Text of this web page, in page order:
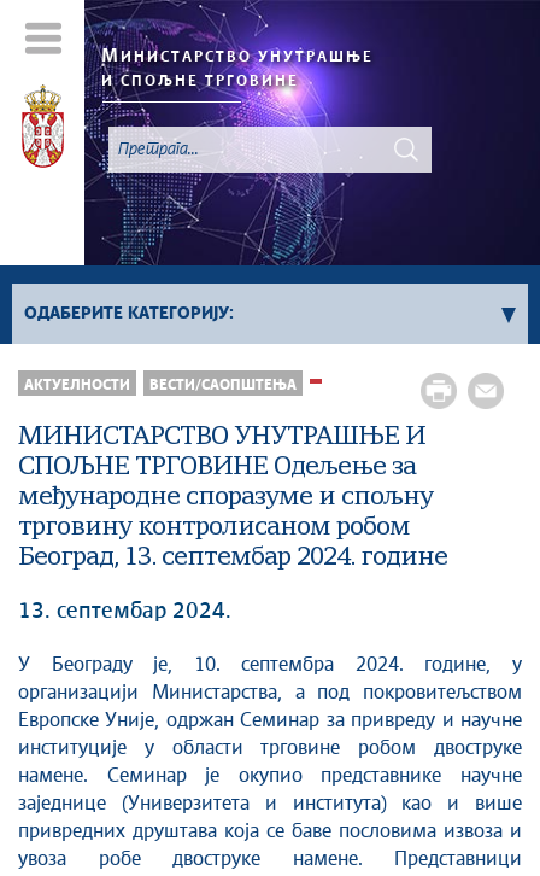
М ИНИСТАРСТВО УНУТРАШЊЕ
И СПОЉНЕ ТРГОВИНЕ
ОДАБЕРИТЕ КАТЕГОРИЈУ:
Регистар „Не Зови“
Све вести
АКТУЕЛНОСТИ ВЕСТИ/САОПШТЕЊА
МИНИСТАРСТВО УНУТРАШЊЕ И
СПОЉНЕ ТРГОВИНЕ Одељење за
међународне споразуме и спољну
трговину контролисаном робом
Београд, 13. септембар 2024. године
13. септембар 2024.
У Београду је, 10. септембра 2024. године, у
организацији Министарства, а под покровитељством
Европске Уније, одржан Семинар за привреду и научне
институције у области трговине робом двоструке
намене. Семинар је окупио представнике научне
заједнице (Универзитета и института) као и више
привредних друштава која се баве пословима извоза и
увоза робе двоструке намене. Представници